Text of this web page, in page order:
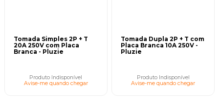
Tomada Simples 2P + T
20A 250V com Placa
Branca - Pluzie
Produto Indisponível
Avise-me quando chegar
Tomada Dupla 2P + T com
Placa Branca 10A 250V -
Pluzie
Produto Indisponível
Avise-me quando chegar